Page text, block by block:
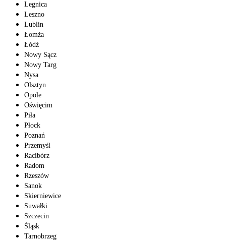
Legnica
Leszno
Lublin
Łomża
Łódź
Nowy Sącz
Nowy Targ
Nysa
Olsztyn
Opole
Oświęcim
Piła
Płock
Poznań
Przemyśl
Racibórz
Radom
Rzeszów
Sanok
Skierniewice
Suwałki
Szczecin
Śląsk
Tarnobrzeg